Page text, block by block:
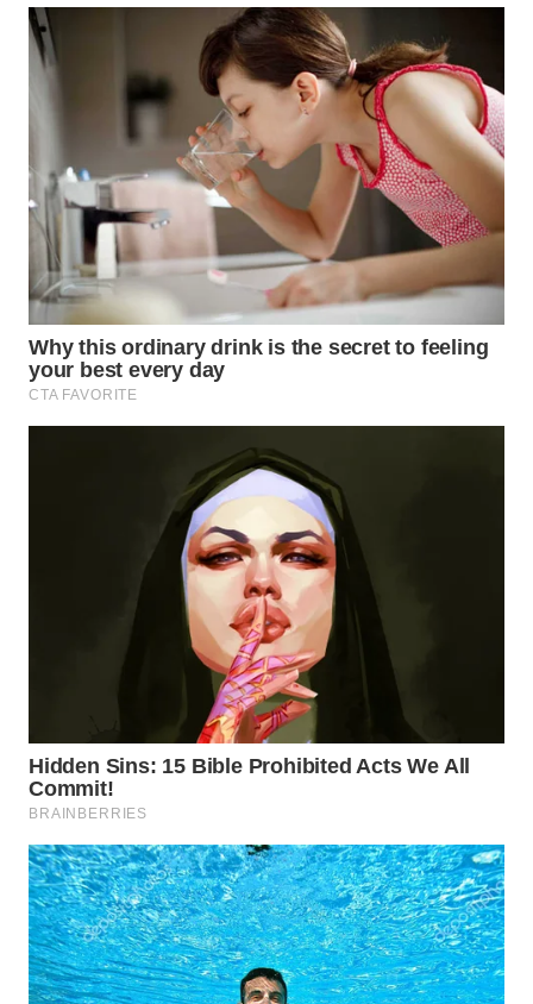
NIAS
WN
TAPANULI
SELATAN
WN
TANJUNG
LESUNG
WN
LABUHANBATU
WN DELI
SERDANG
WN
TEBING
TINGGI
WN
PAKPAK